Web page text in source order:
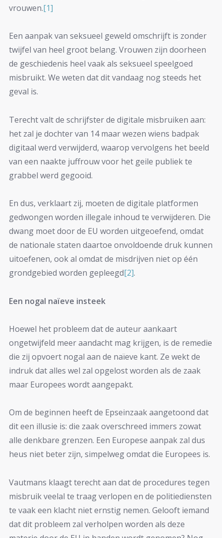
vrouwen.[1]
Een aanpak van seksueel geweld omschrijft is zonder
twijfel van heel groot belang. Vrouwen zijn doorheen
de geschiedenis heel vaak als seksueel speelgoed
misbruikt. We weten dat dit vandaag nog steeds het
geval is.
Terecht valt de schrijfster de digitale misbruiken aan:
het zal je dochter van 14 maar wezen wiens badpak
digitaal werd verwijderd, waarop vervolgens het beeld
van een naakte juffrouw voor het geile publiek te
grabbel werd gegooid.
En dus, verklaart zij, moeten de digitale platformen
gedwongen worden illegale inhoud te verwijderen. Die
dwang moet door de EU worden uitgeoefend, omdat
de nationale staten daartoe onvoldoende druk kunnen
uitoefenen, ook al omdat de misdrijven niet op één
grondgebied worden gepleegd[2].
Een nogal naïeve insteek
Hoewel het probleem dat de auteur aankaart
ongetwijfeld meer aandacht mag krijgen, is de remedie
die zij opvoert nogal aan de naïeve kant. Ze wekt de
indruk dat alles wel zal opgelost worden als de zaak
maar Europees wordt aangepakt.
Om de beginnen heeft de Epseinzaak aangetoond dat
dit een illusie is: die zaak overschreed immers zowat
alle denkbare grenzen. Een Europese aanpak zal dus
heus niet beter zijn, simpelweg omdat die Europees is.
Vautmans klaagt terecht aan dat de procedures tegen
misbruik veelal te traag verlopen en de politiediensten
te vaak een klacht niet ernstig nemen. Gelooft iemand
dat dit probleem zal verholpen worden als deze